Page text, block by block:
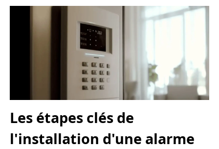
Les étapes clés de
l'installation d'une alarme